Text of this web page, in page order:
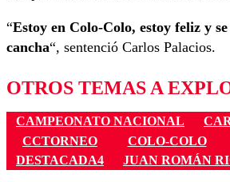
“Estoy en Colo-Colo, estoy feliz y
cancha“, sentenció Carlos Palacios.
OTROS TEMAS A
CAMPEONATO NACIONAL
CCTORNEO
COLO-COLO
DESTACADA4
JUAN ROMÁN